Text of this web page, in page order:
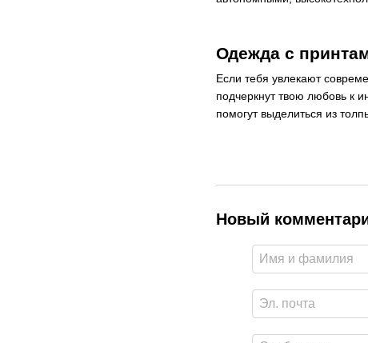
Одежда с
Если тебя увлекают
подчеркнут твою любовь к
помогут выделиться из
Новый